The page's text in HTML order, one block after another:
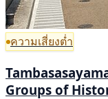
ความเสี่ยงต่ำ
Groups of